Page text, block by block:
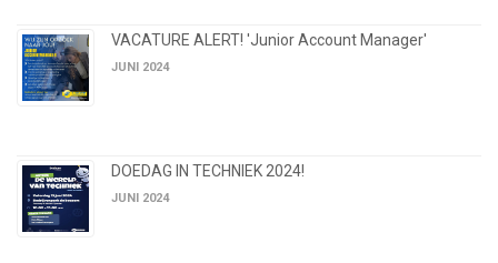
VACATURE ALERT! 'Junior Account Manager'
JUNI 2024
DOEDAG IN TECHNIEK 2024!
JUNI 2024